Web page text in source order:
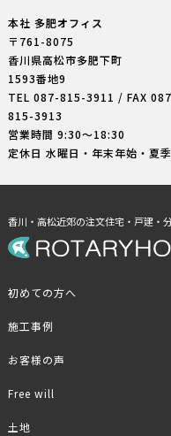
本社 多肥オフィス
〒761-8075
香川県高松市多肥下町
1593番地9
TEL 087-815-3911 / FAX
815-3913
営業時間 9:30〜18:30
定休日 水曜日・年末年始・夏季
香川・高松近郊の注文住宅・戸建・
初めての方へ
施工事例
お客様の声
Free will
土地